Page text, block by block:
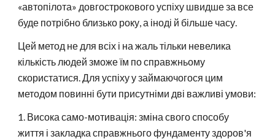
«автопілота» довгострокового успіху швидше за все
буде потрібно близько року, а іноді й більше часу.
Цей метод не для всіх і на жаль тільки невелика
кількість людей зможе їм по справжньому
скористатися. Для успіху у займаючогося цим
методом повинні бути присутніми дві важливі умови:
1. Висока само-мотивація: зміна свого способу
життя і закладка справжнього фундаменту здоров'я